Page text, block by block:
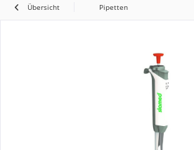
Übersicht Pipetten